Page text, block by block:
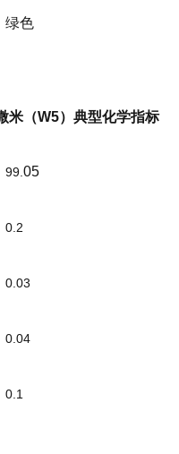
绿色
（W5） 典型化学指标
99. 05
0.2
0.03
0.04
0.1